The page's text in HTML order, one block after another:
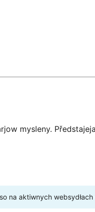
mysleny.
na aktiwnych